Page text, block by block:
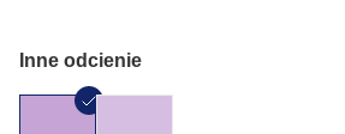
Inne odcienie